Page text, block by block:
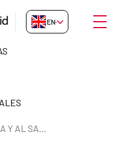
al Agua y al
EN-GB
DERECHOS HUMANOS AL AGUA Y AL SANEAMIENTO